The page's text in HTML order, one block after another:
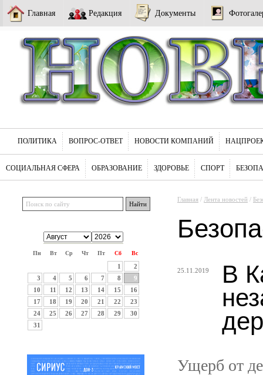
Главная Редакция Документы
ПОЛИТИКА ВОПРОС-ОТВЕТ НОВОСТИ КОМПАНИЙ
СОЦИАЛЬНАЯ СФЕРА ОБРАЗОВАНИЕ ЗДОРОВЬЕ СПОРТ
Пн Вт Ср Чт Пт Сб Вс
1
2
3
4 5 6 7 8
9
10
11 12 13 14 15
16
17
18 19 20 21 22
23
24
25 26 27 28 29
30
31
Главная / Лента новостей /
25.11.2019
В
Ущерб от